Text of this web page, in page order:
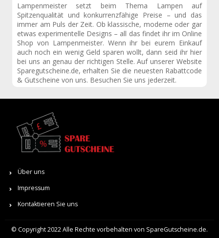
Lampenmeister setzt beim Thema Lampen auf
Spitzenqualität und konkurrenzfähige Preise – und das
immer am Puls der Zeit. Ob klassische, moderne oder gar
etwas experimentelle Designs – all das findet ihr im Online
Shop von Lampenmeister. Wenn ihr bei eurem Einkauf
auch noch ein wenig Geld sparen wollt, dann seid ihr hier
bei uns an genau der richtigen Stelle. Auf unserer Website
Sparegutscheine.de, erhalten Sie die neuesten Rabattcode
& Gutscheine von uns. Besuchen Sie uns jederzeit.
Über uns
Impressum
Kontaktieren Sie uns
© Copyright 2022 Alle Rechte vorbehalten von SpareGutscheine.de.